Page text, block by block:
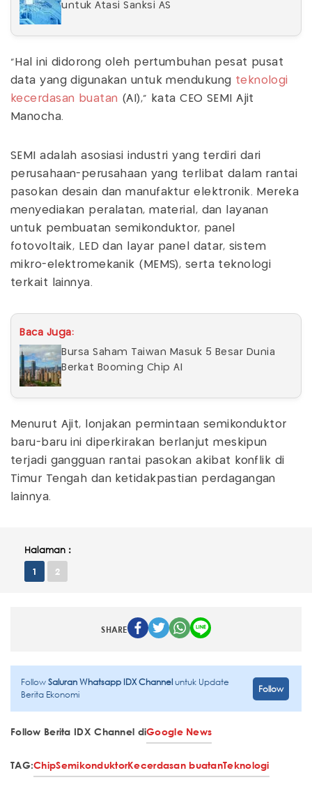
untuk Atasi Sanksi AS
"Hal ini didorong oleh pertumbuhan pesat pusat
data yang digunakan untuk mendukung teknologi
kecerdasan buatan (AI)," kata CEO SEMI Ajit
Manocha.
SEMI adalah asosiasi industri yang terdiri dari
perusahaan-perusahaan yang terlibat dalam rantai
pasokan desain dan manufaktur elektronik. Mereka
menyediakan peralatan, material, dan layanan
untuk pembuatan semikonduktor, panel
fotovoltaik, LED dan layar panel datar, sistem
mikro-elektromekanik (MEMS), serta teknologi
terkait lainnya.
Baca Juga:
Bursa Saham Taiwan Masuk 5 Besar Dunia
Berkat Booming Chip AI
Menurut Ajit, lonjakan permintaan semikonduktor
baru-baru ini diperkirakan berlanjut meskipun
terjadi gangguan rantai pasokan akibat konflik di
Timur Tengah dan ketidakpastian perdagangan
lainnya.
Halaman :
1 2
SHARE
FollowSaluran Whatsapp IDX Channeluntuk Update
Berita Ekonomi
Follow
Follow Berita IDX Channel diGoogle News
TAG:ChipSemikonduktorKecerdasan buatanTeknologi